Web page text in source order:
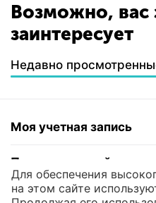
Возможно, вас
заинтересует
Недавно
Моя учетная запись
Покупательский сервис
Контакты
Для обеспечения
на этом сайте